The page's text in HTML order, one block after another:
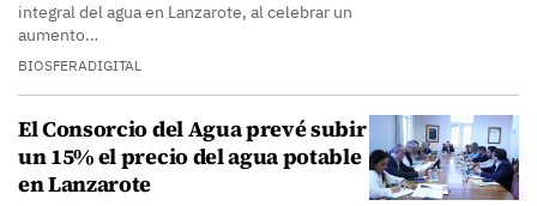
integral del agua en Lanzarote, al celebrar un
aumento…
BIOSFERADIGITAL
El Consorcio del Agua prevé subir
un 15% el precio del agua potable
en Lanzarote